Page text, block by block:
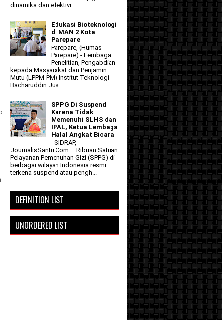
dinamika dan efektivi...
Edukasi Bioteknologi
di MAN 2 Kota
Parepare
Parepare, (Humas
Parepare) - Lembaga
Penelitian, Pengabdian
kepada Masyarakat dan Penjamin
Mutu (LPPM-PM) Institut Teknologi
Bacharuddin Jus...
SPPG Di Suspend
Karena Tidak
Memenuhi SLHS dan
IPAL, Ketua Lembaga
Halal Angkat Bicara
SIDRAP,
JournalisSantri.Com – Ribuan Satuan
Pelayanan Pemenuhan Gizi (SPPG) di
berbagai wilayah Indonesia resmi
terkena suspend atau pengh...
DEFINITION LIST
UNORDERED LIST